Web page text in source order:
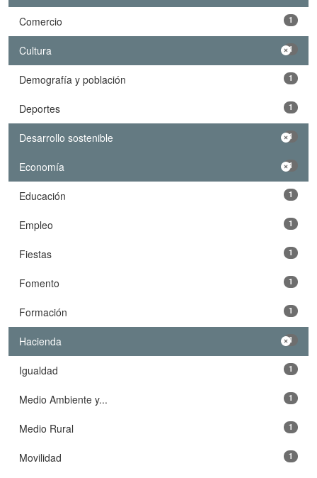
Comercio 1
Cultura 1
Demografía y población 1
Deportes 1
Desarrollo sostenible 1
Economía 1
Educación 1
Empleo 1
Fiestas 1
Fomento 1
Formación 1
Hacienda 1
Igualdad 1
Medio Ambiente y... 1
Medio Rural 1
Movilidad 1